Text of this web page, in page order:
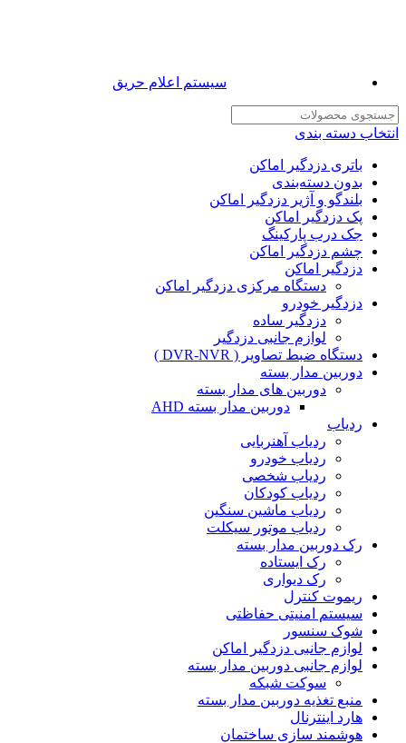
سیستم اعلام حریق
انتخاب دسته بندی
باتری دزدگیر اماکن
بدون دسته‌بندی
بلندگو و آژیر دزدگیر اماکن
پک دزدگیر اماکن
جک درب پارکینگ
چشم دزدگیر اماکن
دزدگیر اماکن
دستگاه مرکزی دزدگیر اماکن
دزدگیر خودرو
دزدگیر ساده
لوازم جانبی دزدگیر
دستگاه ضبط تصاویر ( DVR-NVR )
دوربین مدار بسته
دوربین های مدار بسته
دوربین مدار بسته AHD
ردیاب
ردیاب آهنربایی
ردیاب خودرو
ردیاب شخصی
ردیاب کودکان
ردیاب ماشین سنگین
ردیاب موتور سیکلت
رک دوربین مدار بسته
رک ایستاده
رک دیواری
ریموت کنترل
سیستم امنیتی حفاظتی
شوک سنسور
لوازم جانبی دزدگیر اماکن
لوازم جانبی دوربین مدار بسته
سوکت شبکه
منبع تغذیه دوربین مدار بسته
هارد اینترنال
هوشمند سازی ساختمان